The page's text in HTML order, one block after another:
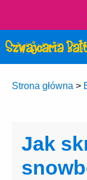
Strona główna >
Jak